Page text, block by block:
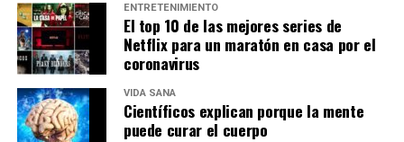
ENTRETENIMIENTO
El top 10 de las mejores series de
Netflix para un maratón en casa por el
coronavirus
VIDA SANA
Científicos explican porque la mente
puede curar el cuerpo